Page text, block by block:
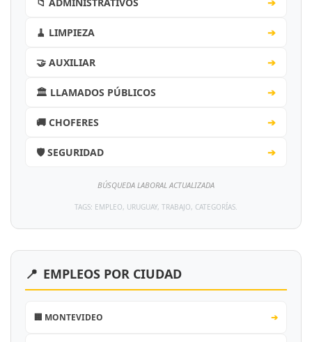
🧹 LIMPIEZA ➔
🤝 AUXILIAR ➔
🏛️ LLAMADOS PÚBLICOS ➔
🚚 CHOFERES ➔
🛡️ SEGURIDAD ➔
BÚSQUEDA LABORAL ACTUALIZADA
TAGS: EMPLEO, URUGUAY, TRABAJO, CATEGORÍAS.
📍 EMPLEOS POR CIUDAD
🏢 MONTEVIDEO ➔